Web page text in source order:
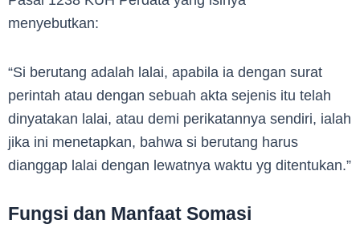
menyebutkan:
“Si berutang adalah lalai, apabila ia dengan surat
perintah atau dengan sebuah akta sejenis itu telah
dinyatakan lalai, atau demi perikatannya sendiri, ialah
jika ini menetapkan, bahwa si berutang harus
dianggap lalai dengan lewatnya waktu yg ditentukan.”
Fungsi dan Manfaat Somasi